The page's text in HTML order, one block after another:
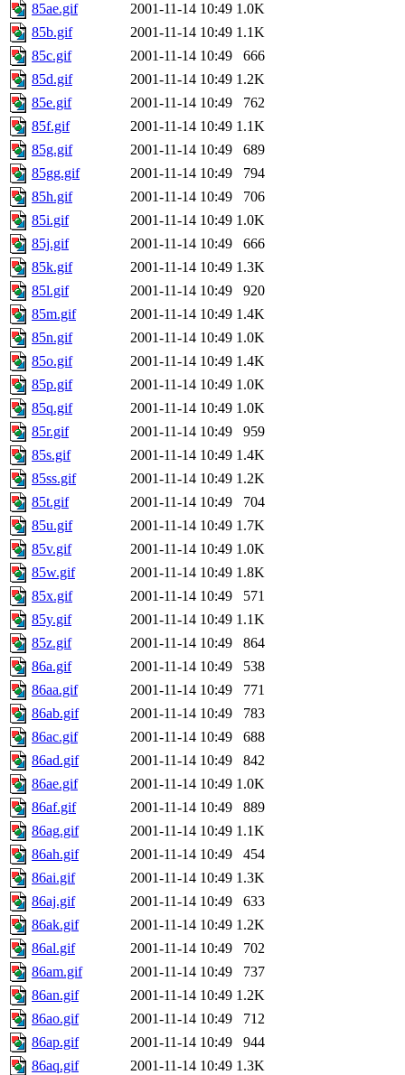
85ae.gif
2001-11-14 10:49 1.0K
85b.gif
2001-11-14 10:49 1.1K
85c.gif
2001-11-14 10:49
666
85d.gif
2001-11-14 10:49 1.2K
85e.gif
2001-11-14 10:49
762
85f.gif
2001-11-14 10:49 1.1K
85g.gif
2001-11-14 10:49
689
85gg.gif
2001-11-14 10:49
794
85h.gif
2001-11-14 10:49
706
85i.gif
2001-11-14 10:49 1.0K
85j.gif
2001-11-14 10:49
666
85k.gif
2001-11-14 10:49 1.3K
85l.gif
2001-11-14 10:49
920
85m.gif
2001-11-14 10:49 1.4K
85n.gif
2001-11-14 10:49 1.0K
85o.gif
2001-11-14 10:49 1.4K
85p.gif
2001-11-14 10:49 1.0K
85q.gif
2001-11-14 10:49 1.0K
85r.gif
2001-11-14 10:49
959
85s.gif
2001-11-14 10:49 1.4K
85ss.gif
2001-11-14 10:49 1.2K
85t.gif
2001-11-14 10:49
704
85u.gif
2001-11-14 10:49 1.7K
85v.gif
2001-11-14 10:49 1.0K
85w.gif
2001-11-14 10:49 1.8K
85x.gif
2001-11-14 10:49
571
85y.gif
2001-11-14 10:49 1.1K
85z.gif
2001-11-14 10:49
864
86a.gif
2001-11-14 10:49
538
86aa.gif
2001-11-14 10:49
771
86ab.gif
2001-11-14 10:49
783
86ac.gif
2001-11-14 10:49
688
86ad.gif
2001-11-14 10:49
842
86ae.gif
2001-11-14 10:49 1.0K
86af.gif
2001-11-14 10:49
889
86ag.gif
2001-11-14 10:49 1.1K
86ah.gif
2001-11-14 10:49
454
86ai.gif
2001-11-14 10:49 1.3K
86aj.gif
2001-11-14 10:49
633
86ak.gif
2001-11-14 10:49 1.2K
86al.gif
2001-11-14 10:49
702
86am.gif
2001-11-14 10:49
737
86an.gif
2001-11-14 10:49 1.2K
86ao.gif
2001-11-14 10:49
712
86ap.gif
2001-11-14 10:49
944
86aq.gif
2001-11-14 10:49 1.3K